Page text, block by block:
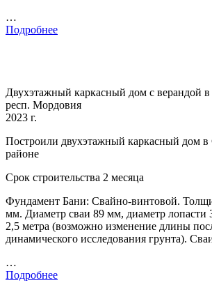
…
Подробнее
Двухэтажный каркасный дом с верандой
респ. Мордовия
2023 г.
Построили двухэтажный каркасный дом в
районе
Срок строительства 2 месяца
Фундамент Бани: Свайно-винтовой.
мм. Диаметр сваи 89 мм, диаметр лопасти
2,5 метра (возможно изменение длины
динамического исследования грунта).
…
Подробнее